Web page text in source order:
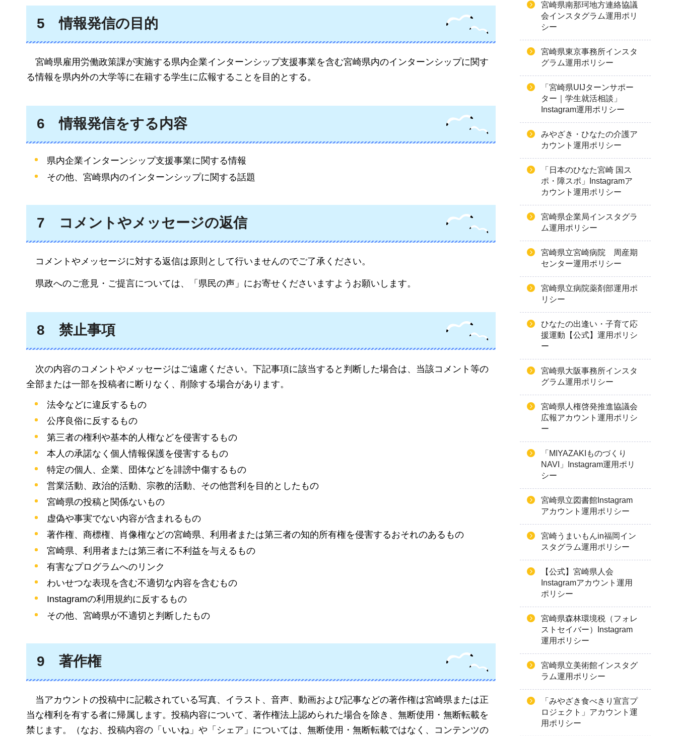
5 情報発信の目的
宮崎県雇用労働政策課が実施する県内企業インターンシップ支援事業を含む宮崎県内のインターンシップに関す
る情報を県内外の大学等に在籍する学生に広報することを目的とする。
6 情報発信をする内容
県内企業インターンシップ支援事業に関する情報
その他、宮崎県内のインターンシップに関する話題
7 コメントやメッセージの返信
コメント やメッセージに対する返信は原則として行いませんのでご了承ください。
県政へのご意見・ご提言については、「県民の声」にお寄せくださいますようお願いします。
8 禁止事項
次の内容のコメントやメッセージはご遠慮ください。下記事項に該当すると判断した場合は、当該コメント等の
全部または一部を投稿者に断りなく、削除する場合があります。
法令などに違反するもの
公序良俗に反するもの
第三者の権利や基本的人権などを侵害するもの
本人の承諾なく個人情報保護を侵害するもの
特定の個人、企業、団体などを誹謗中傷するもの
営業活動、政治的活動、宗教的活動、その他営利を目的としたもの
宮崎県の投稿と関係ないもの
虚偽や事実でない内容が含まれるもの
著作権、商標権、肖像権などの宮崎県、利用者または第三者の知的所有権を侵害するおそれのあるもの
宮崎県、利用者または第三者に不利益を与えるもの
有害なプログラムへのリンク
わいせつな表現を含む不適切な内容を含むもの
Instagramの利用規約に反するもの
その他、宮崎県が不適切と判断したもの
9 著作権
当アカウントの投稿中に記載されている写真、イラスト、音声、動画および記事などの著作権は宮崎県または正
当な権利を有する者に帰属します。投稿内容について、著作権法上認められた場合を除き、無断使用・無断転載を
禁じます。（なお、投稿内容の「いいね」や「シェア」については、無断使用・無断転載ではなく、コンテンツの
宮崎県南那珂地方連絡協議
会インスタグラム運用ポリ
シー
宮崎県東京事務所インスタ
グラム運用ポリシー
「宮崎県UIJターンサポー
ター｜学生就活相談」
Instagram運用ポリシー
みやざき・ひなたの介護ア
カウント運用ポリシー
「日本のひなた宮崎 国ス
ポ・障スポ」Instagramア
カウント運用ポリシー
宮崎県企業局インスタグラ
ム運用ポリシー
宮崎県立宮崎病院 周産期
センター運用ポリシー
宮崎県立病院薬剤部運用ポ
リシー
ひなたの出逢い・子育て応
援運動【公式】運用ポリシ
ー
宮崎県大阪事務所インスタ
グラム運用ポリシー
宮崎県人権啓発推進協議会
広報アカウント運用ポリシ
ー
「MIYAZAKIものづくり
NAVI」Instagram運用ポリ
シー
宮崎県立図書館Instagram
アカウント運用ポリシー
宮崎うまいもんin福岡イン
スタグラム運用ポリシー
【公式】宮崎県人会
Instagramアカウント運用
ポリシー
宮崎県森林環境税（フォレ
ストセイバー）Instagram
運用ポリシー
宮崎県立美術館インスタグ
ラム運用ポリシー
「みやざき食べきり宣言プ
ロジェクト」アカウント運
用ポリシー